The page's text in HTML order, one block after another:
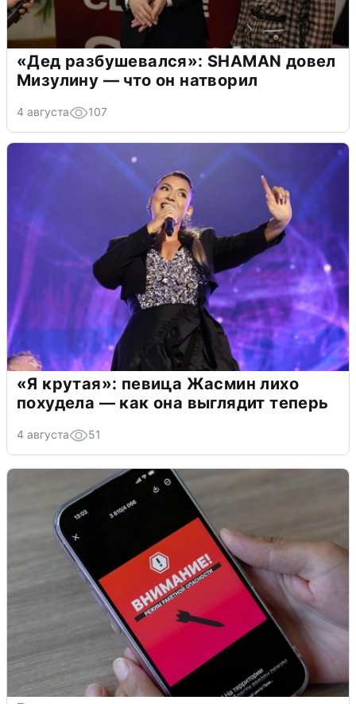
«Дед разбушевался»: SHAMAN довел
Мизулину — что он натворил
4 августа 107
«Я крутая»: певица Жасмин лихо
похудела — как она выглядит теперь
4 августа 51